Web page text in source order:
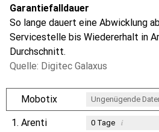
Garantiefalldauer
So lange dauert eine Abwicklung
Servicestelle bis Wiedererhalt in
Durchschnitt.
Quelle: Digitec Galaxus
Mobotix Ungenügende
1. Arenti 0Tage i